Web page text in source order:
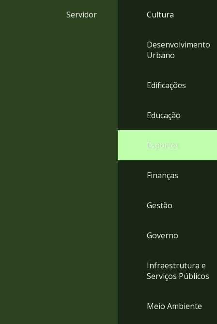
Servidor Cultura
Desenvolvimento
Urbano
Edificações
Educação
Esportes
Finanças
Gestão
Governo
Infraestrutura e
Serviços Públicos
Meio Ambiente